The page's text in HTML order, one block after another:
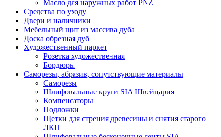
Масло для наружных работ PNZ
Средства по уходу
Двери и наличники
Мебельный щит из массива дуба
Доска обрезная дуб
Художественный паркет
Розетка художественная
Бордюры
Саморезы, абразив, сопутствующие материалы
Саморезы
Шлифовальные круги SIA Швейцария
Компенсаторы
Подложки
Щетки для стрения древесины и снятия старого
ЛКП